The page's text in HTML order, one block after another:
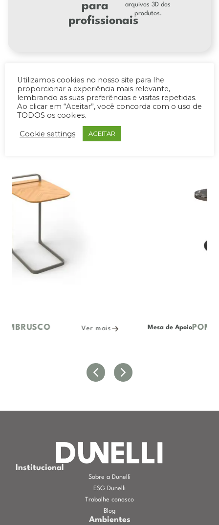
para
profissionais
arquivos 3D dos
produtos.
PRODUTOS RELACIONADOS
Mesa de Apoio POMO Ver mais
Institucional
Sobre a Dunelli
ESG Dunelli
Trabalhe conosco
Blog
Ambientes
Utilizamos cookies no nosso site para lhe
proporcionar a experiência mais relevante,
lembrando as suas preferências e visitas repetidas.
Ao clicar em “Aceitar”, você concorda com o uso de
TODOS os cookies.
Cookie settings ACEITAR